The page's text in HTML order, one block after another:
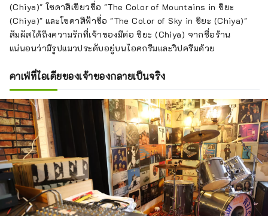
(Chiya)" โซดาสีเขียวชื่อ "The Color of Mountains in ชิยะ
(Chiya)" และโซดาสีฟ้าชื่อ "The Color of Sky in ชิยะ (Chiya)"
สัมผัสได้ถึงความรักที่เจ้าของมีต่อ ชิยะ (Chiya) จากชื่อร้าน
แน่นอนว่ามีรูปแมวประดับอยู่บนไอศกรีมและวิปครีมด้วย
คาเฟ่ที่ไอเดียของเจ้าของกลายเป็นจริง